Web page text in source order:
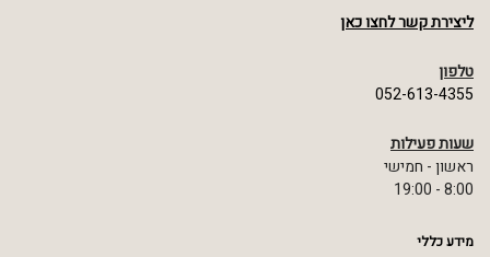
ליצירת קשר לחצו כאן
טלפון
052-613-4355
שעות פעילות
ראשון - חמישי
8:00 - 19:00
מידע כללי